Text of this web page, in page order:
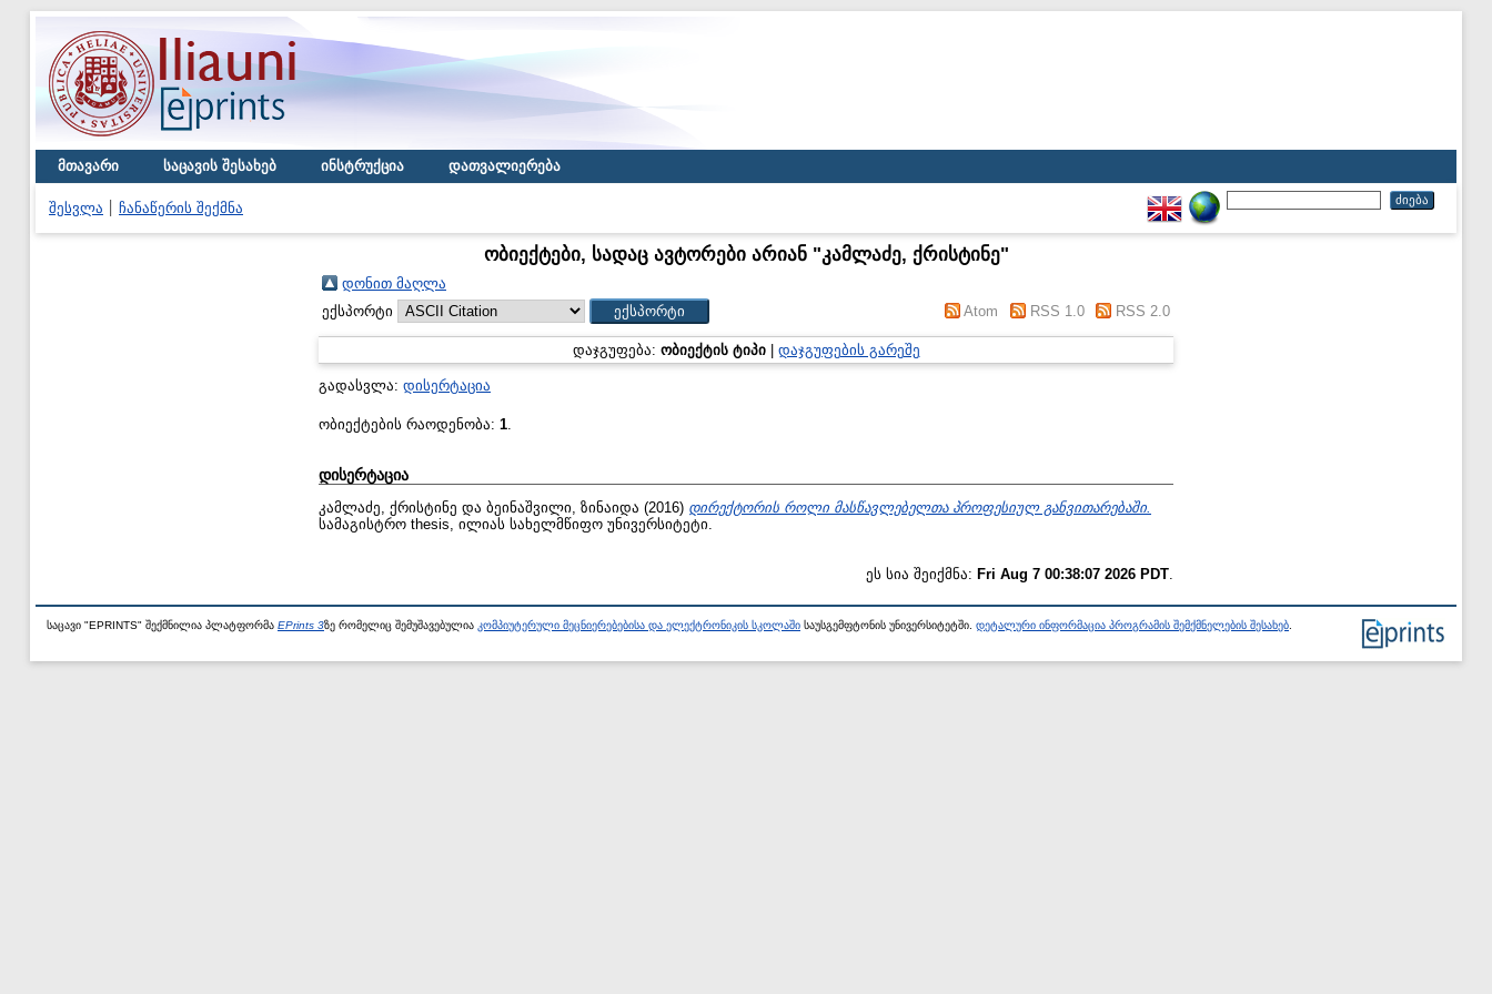
მთავარი საცავის შესახებ ინსტრუქცია დათვალიერება
შესვლა ჩანაწერის შექმნა
ობიექტები, სადაც ავტორები არიან "კამლაძე, ქრისტინე"
დონით მაღლა
ექსპორტი
Atom RSS 1.0 RSS 2.0
დაჯგუფება: ობიექტის ტიპი| დაჯგუფების გარეშე
გადასვლა: დისერტაცია
ობიექტების რაოდენობა: 1.
დისერტაცია
კამლაძე, ქრისტინე და ბეინაშვილი, ზინაიდა (2016) დირექტორის როლი მასწავლებელთა პროფესიულ განვითარებაში.
სამაგისტრო thesis, ილიას სახელმწიფო უნივერსიტეტი.
ეს სია შეიქმნა: Fri Aug 7 00:38:07 2026 PDT
საცავი "EPRINTS" შექმნილია პლატფორმა EPrints 3ზე რომელიც შემუშავებულია კომპიუტერული მეცნიერებებისა და ელექტრონიკის სკოლაში საუსგემფტონის უნივერსიტეტში. დეტალური ინფორმაცია პროგრამის შემქმნელების შესახებ